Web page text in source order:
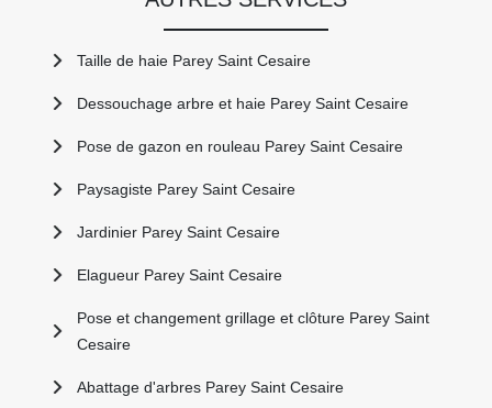
Taille de haie Parey Saint Cesaire
Dessouchage arbre et haie Parey Saint Cesaire
Pose de gazon en rouleau Parey Saint Cesaire
Paysagiste Parey Saint Cesaire
Jardinier Parey Saint Cesaire
Elagueur Parey Saint Cesaire
Pose et changement grillage et clôture Parey Saint
Cesaire
Abattage d'arbres Parey Saint Cesaire